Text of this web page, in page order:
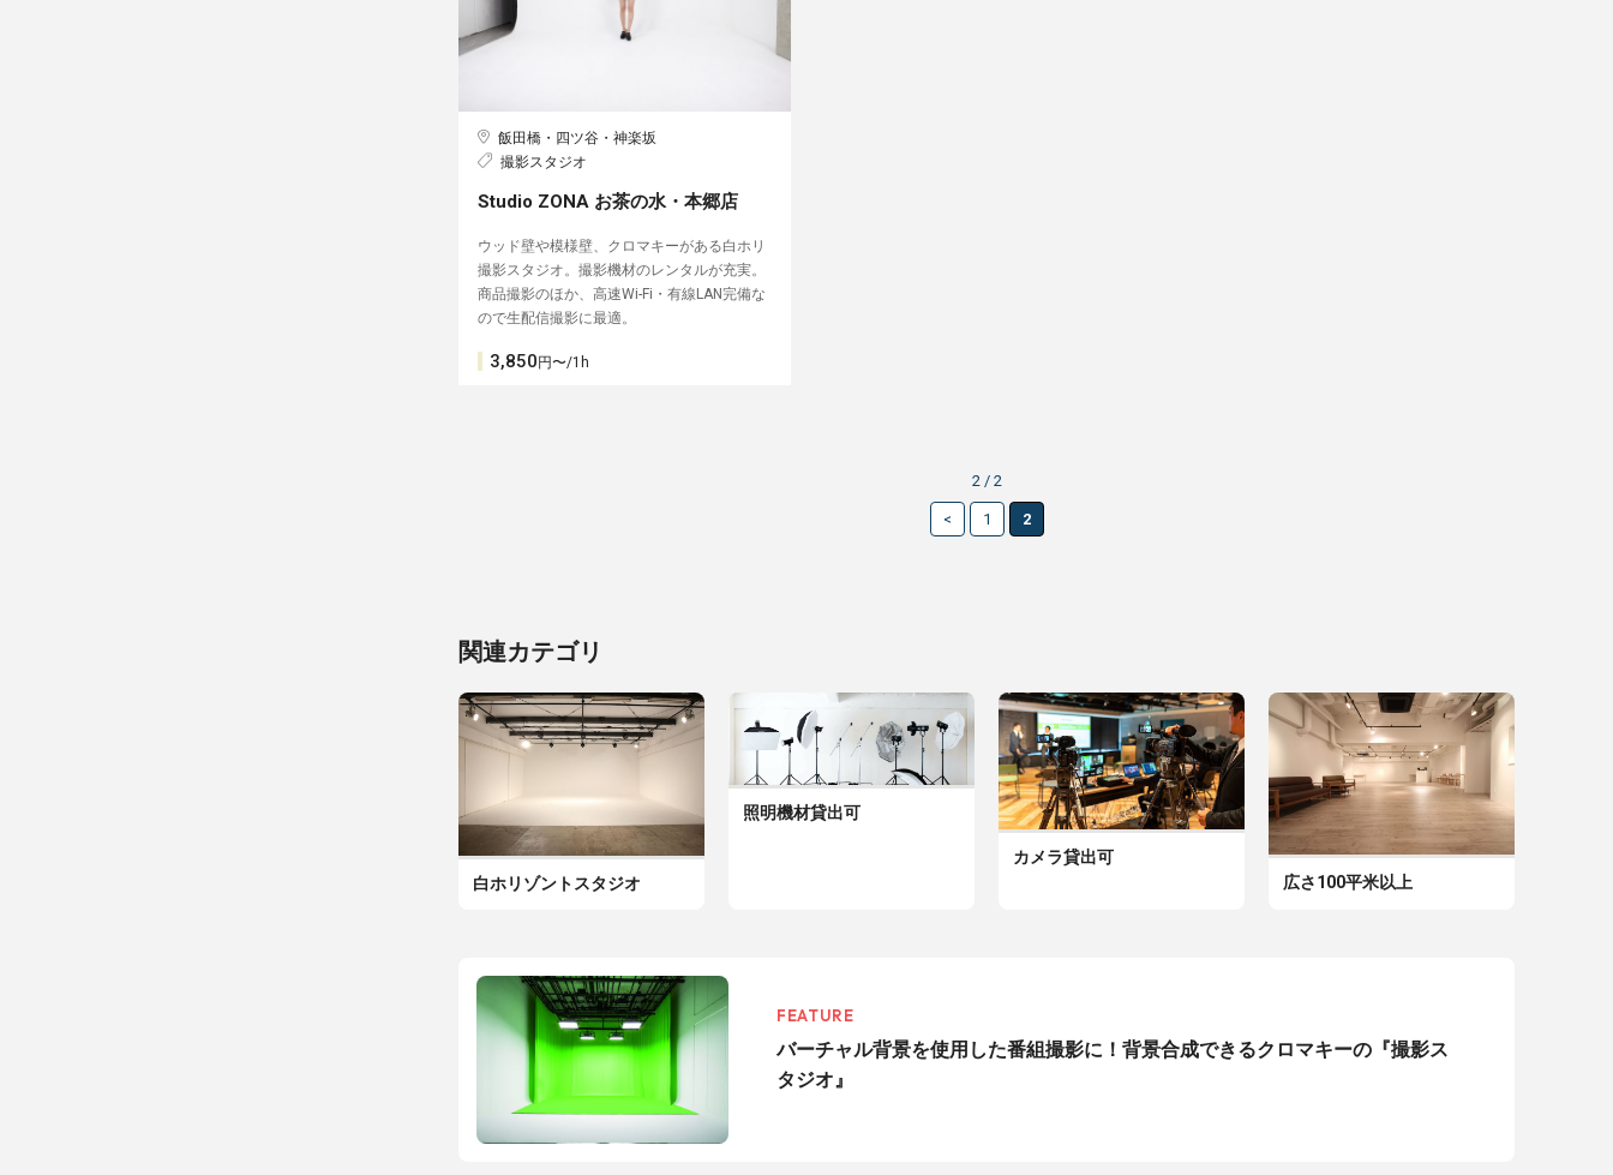
飯田橋・四ツ谷・神楽坂
撮影スタジオ
Studio ZONA お茶の水・本郷店
ウッド壁や模様壁、クロマキーがある白ホリ
撮影スタジオ。撮影機材のレンタルが充実。
商品撮影のほか、高速Wi-Fi・有線LAN完備な
ので生配信撮影に最適。
3,850円〜/1h
2 / 2
< 1 2
関連カテゴリ
白ホリゾントスタジオ
照明機材貸出可
カメラ貸出可
広さ100平米以上
FEATURE
バーチャル背景を使用した番組撮影に！背景合成できるクロマキーの『撮影ス
タジオ』